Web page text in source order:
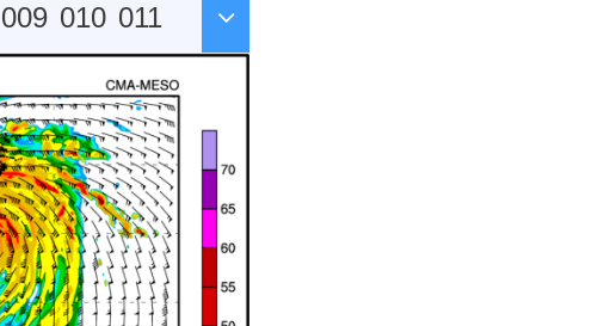
009 010 011
020 021 022
031 032 033